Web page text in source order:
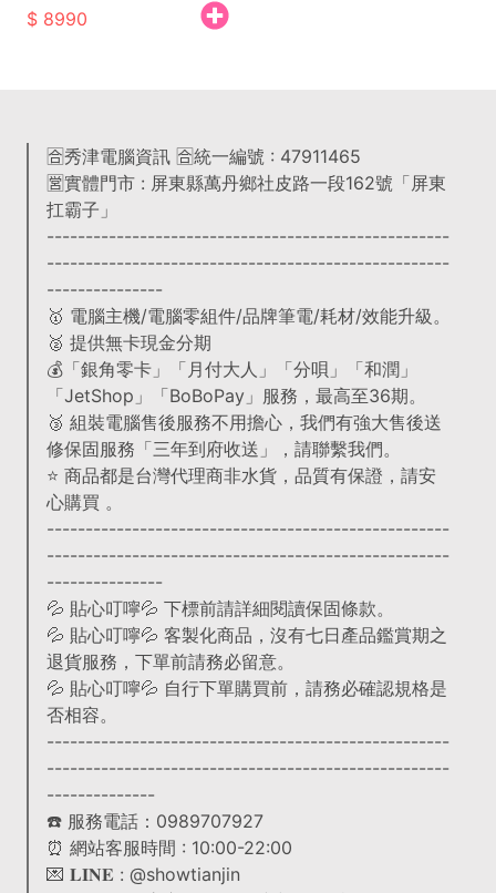
8990
🈴秀津電腦資訊 🈴統一編號 : 47911465
🈺實體門市 : 屏東縣萬丹鄉社皮路一段162號「屏東
扛霸子」
----------------------------------------------------
----------------------------------------------------
---------------
🥇 電腦主機/電腦零組件/品牌筆電/耗材/效能升級。
🥈 提供無卡現金分期
💰「銀角零卡」「月付大人」「分唄」「和潤」
「JetShop」「BoBoPay」服務，最高至36期。
🥉 組裝電腦售後服務不用擔心，我們有強大售後送
修保固服務「三年到府收送」，請聯繫我們。
⭐️ 商品都是台灣代理商非水貨，品質有保證，請安
心購買 。
----------------------------------------------------
----------------------------------------------------
---------------
💦 貼心叮嚀💦 下標前請詳細閱讀保固條款。
💦 貼心叮嚀💦 客製化商品，沒有七日產品鑑賞期之
退貨服務，下單前請務必留意。
💦 貼心叮嚀💦 自行下單購買前，請務必確認規格是
否相容。
----------------------------------------------------
----------------------------------------------------
--------------
☎️ 服務電話：0989707927
⏰ 網站客服時間 : 10:00-22:00
💌 𝐋𝐈𝐍𝐄 : @showtianjin